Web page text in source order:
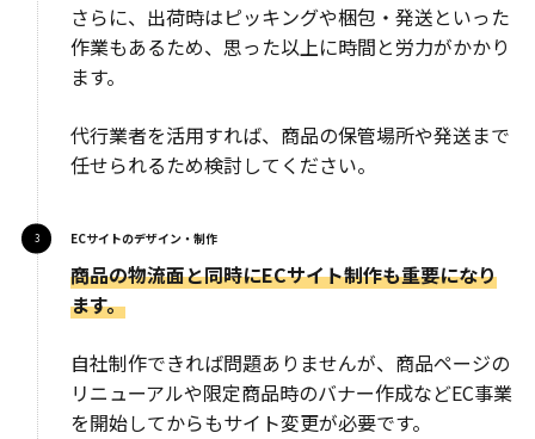
さらに、出荷時はピッキングや梱包・発送といった
作業もあるため、思った以上に時間と労力がかかり
ます。
代行業者を活用すれば、商品の保管場所や発送まで
任せられるため検討してください。
ECサイトのデザイン・制作
商品の物流面と同時にECサイト制作も重要になり
ます。
自社制作できれば問題ありませんが、商品ページの
リニューアルや限定商品時のバナー作成などEC事業
を開始してからもサイト変更が必要です。